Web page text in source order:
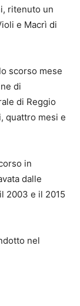
ritenuto un
e Macrì di
scorso mese
di
di Reggio
quattro mesi e
in
dalle
2003 e il 2015
nel